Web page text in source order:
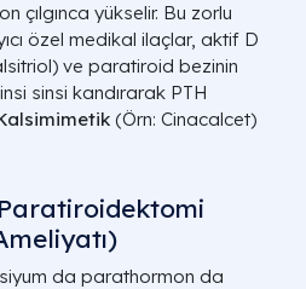
çılgınca yükselir. Bu zorlu
özel medikal ilaçlar, aktif D
) ve paratiroid bezinin
sinsi kandırarak PTH
(Örn: Cinacalcet)
da parathormon da